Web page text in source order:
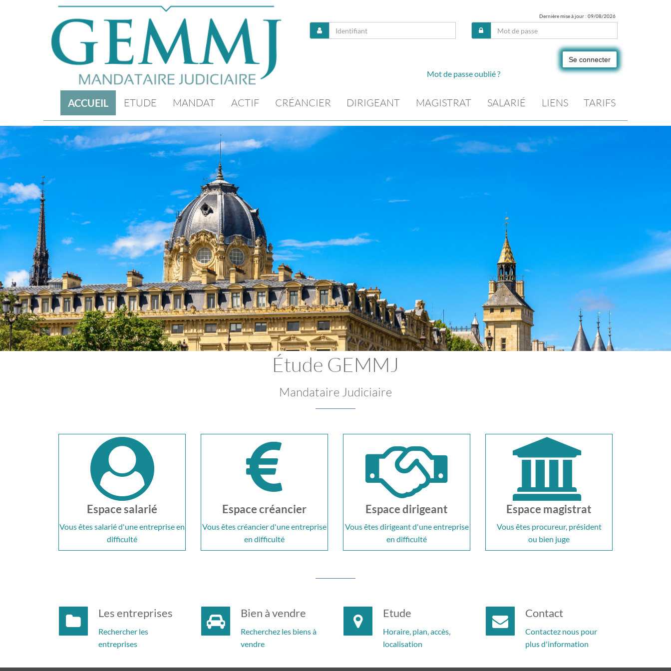
Dernière mise à jour : 09/08/2026
Se connecter
Mot de passe oublié ?
ACCUEIL ETUDE MANDAT ACTIF CRÉANCIER DIRIGEANT MAGISTRAT SALARIÉ LIENS TARIFS
Étude GEMMJ
Mandataire Judiciaire
Espace salarié
Vous êtes salarié d'une entreprise en
difficulté
Espace créancier
Vous êtes créancier d'une entreprise
en difficulté
Espace dirigeant
Vous êtes dirigeant d'une entreprise
en difficulté
Espace magistrat
Vous êtes procureur, président
ou bien juge
Les entreprises
Rechercher les
entreprises
Bien à vendre
Recherchez les biens à
vendre
Etude
Horaire, plan, accès,
localisation
Contact
Contactez nous pour
plus d'information